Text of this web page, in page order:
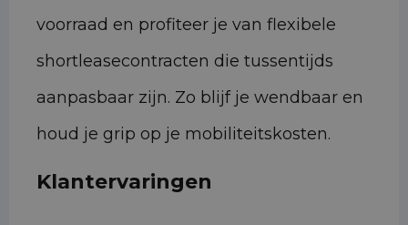
voorraad en profiteer je van flexibele
shortleasecontracten die tussentijds
aanpasbaar zijn. Zo blijf je wendbaar en
houd je grip op je mobiliteitskosten.
Klantervaringen